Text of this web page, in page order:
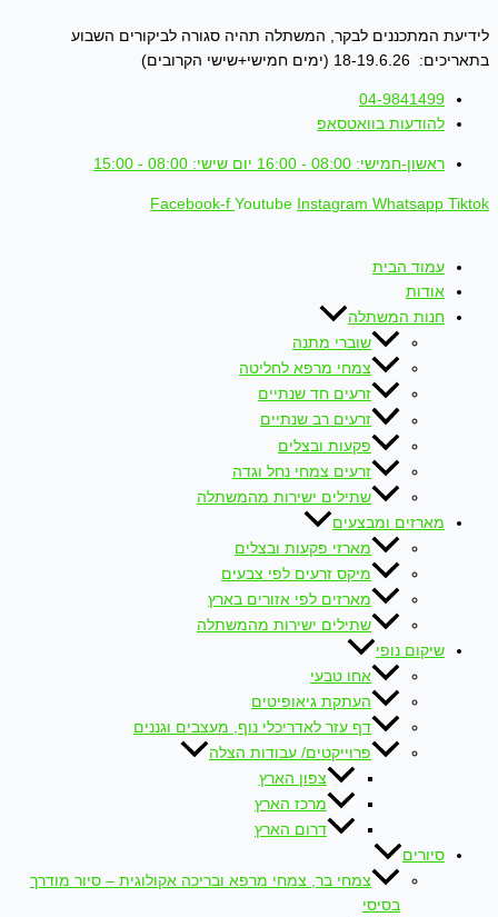
לתוכן
לידיעת המתכננים לבקר, המשתלה תהיה סגורה לביקורים השבוע
בתאריכים: 18-19.6.26 (ימים חמישי+שישי הקרובים)
04-9841499
להודעות בוואטסאפ
ראשון-חמישי: 08:00 - 16:00 יום שישי: 08:00 - 15:00
Facebook-f Youtube Instagram Whatsapp Tiktok
עמוד הבית
אודות
חנות המשתלה
שוברי מתנה
צמחי מרפא לחליטה
זרעים חד שנתיים
זרעים רב שנתיים
פקעות ובצלים
זרעים צמחי נחל וגדה
שתילים ישירות מהמשתלה
מארזים ומבצעים
מארזי פקעות ובצלים
מיקס זרעים לפי צבעים
מארזים לפי אזורים בארץ
שתילים ישירות מהמשתלה
שיקום נופי
אחו טבעי
העתקת גיאופיטים
דף עזר לאדריכלי נוף, מעצבים וגננים
פרוייקטים/ עבודות הצלה
צפון הארץ
מרכז הארץ
דרום הארץ
סיורים
צמחי בר, צמחי מרפא ובריכה אקולוגית – סיור מודרך
בסיסי